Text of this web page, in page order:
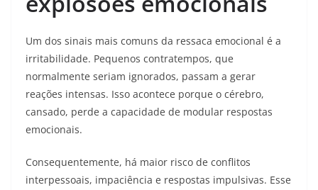
Um dos sinais mais comuns da ressaca emocional é a
irritabilidade. Pequenos contratempos, que
normalmente seriam ignorados, passam a gerar
reações intensas. Isso acontece porque o cérebro,
cansado, perde a capacidade de modular respostas
emocionais.
Consequentemente, há maior risco de conflitos
interpessoais, impaciência e respostas impulsivas. Esse